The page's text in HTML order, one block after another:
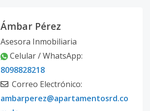
Ámbar Pérez
Asesora Inmobiliaria
Celular / WhatsApp:
8098828218
Correo Electrónico:
ambarperez@apartamentosrd.co